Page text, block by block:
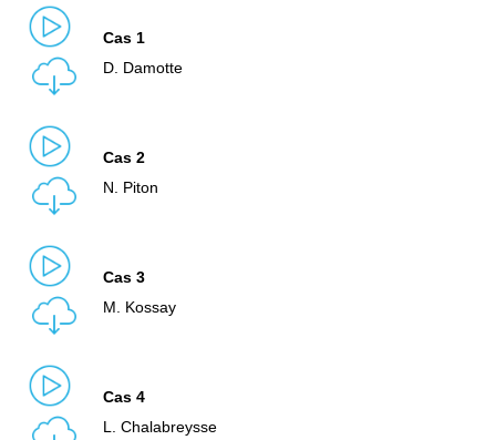
Cas 1
D. Damotte
Cas 2
N. Piton
Cas 3
M. Kossay
Cas 4
L. Chalabreysse